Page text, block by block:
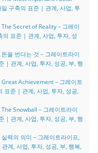
구축의 표준 | 관계, 사업, 투
Secret of Reality – 그레이
의 표준 | 관계, 사업, 투자, 성
을 번다는 것 – 그레이트라이
| 관계, 사업, 투자, 성공, 부, 행
Achievement – 그레이트
표준 | 관계, 사업, 투자, 성공,
Snowball – 그레이트라이
| 관계, 사업, 투자, 성공, 부, 행
력의 의미 – 그레이트라이프,
계, 사업, 투자, 성공, 부, 행복,